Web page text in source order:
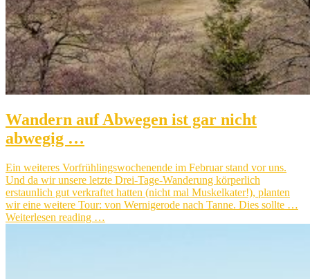
Wandern auf Abwegen ist gar nicht
abwegig …
Ein weiteres Vorfrühlingswochenende im Februar stand vor uns.
Und da wir unsere letzte Drei-Tage-Wanderung körperlich
erstaunlich gut verkraftet hatten (nicht mal Muskelkater!), planten
wir eine weitere Tour: von Wernigerode nach Tanne. Dies sollte …
Weiterlesen reading …